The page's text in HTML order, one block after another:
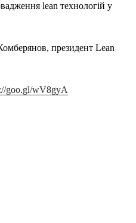
lean технологій у
президент Lean
goo.gl/wV8gyA